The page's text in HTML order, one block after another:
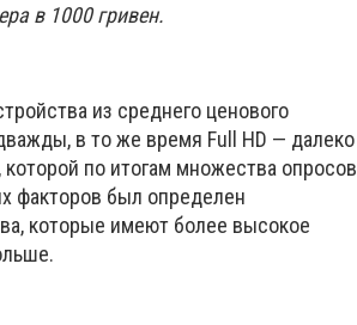
в 1000 гривен.
из среднего ценового
в то же время Full HD — далеко
по итогам множества опросов
факторов был определен
которые имеют более высокое